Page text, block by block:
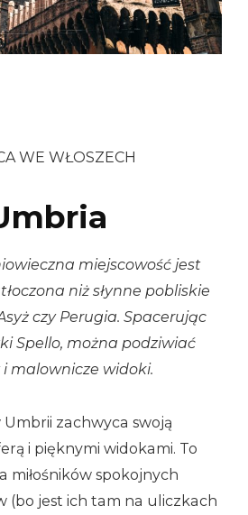
WE WŁOSZECH
miejscowość jest
niż słynne pobliskie
czy Perugia. Spacerując
Spello, można podziwiać
malownicze widoki.
zachwyca swoją
i pięknymi widokami. To
miłośników spokojnych
(bo jest ich tam na uliczkach